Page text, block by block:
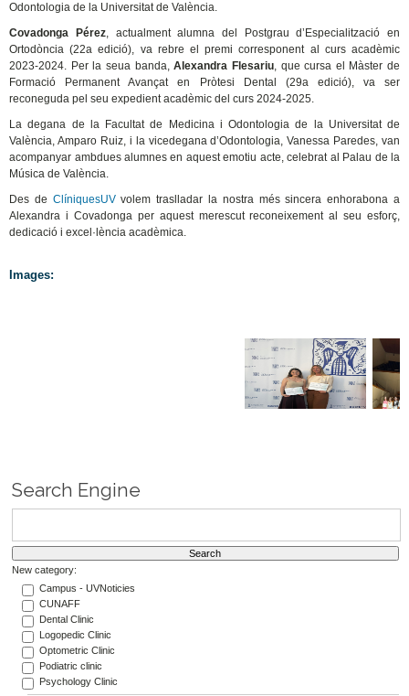
Odontologia de la Universitat de València.
Covadonga Pérez, actualment alumna del Postgrau d’Especialització en
Ortodòncia (22a edició), va rebre el premi corresponent al curs acadèmic
2023-2024. Per la seua banda,Alexandra Flesariu, que cursa el Màster de
Formació Permanent Avançat en Pròtesi Dental (29a edició), va ser
reconeguda pel seu expedient acadèmic del curs 2024-2025.
La degana de la Facultat de Medicina i Odontologia de la Universitat de
València, Amparo Ruiz, i la vicedegana d’Odontologia, Vanessa Paredes, van
acompanyar ambdues alumnes en aquest emotiu acte, celebrat al Palau de la
Música de València.
Des de ClíniquesUVvolem traslladar la nostra més sincera enhorabona a
Alexandra i Covadonga per aquest merescut reconeixement al seu esforç,
dedicació i excel·lència acadèmica.
Images:
Search Engine
New category:
Campus - UVNoticies
CUNAFF
Dental Clinic
Logopedic Clinic
Optometric Clinic
Podiatric clinic
Psychology Clinic